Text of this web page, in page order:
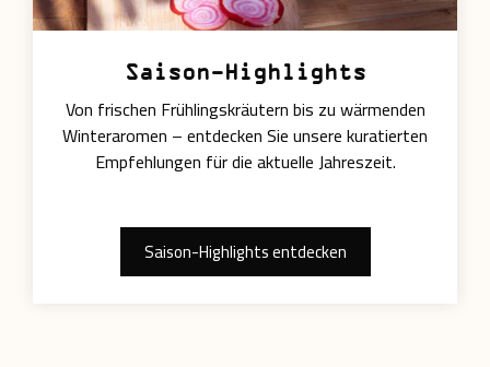
Saison-Highlights
Von frischen Frühlingskräutern bis zu wärmenden
Winteraromen – entdecken Sie unsere kuratierten
Empfehlungen für die aktuelle Jahreszeit.
Saison-Highlights entdecken